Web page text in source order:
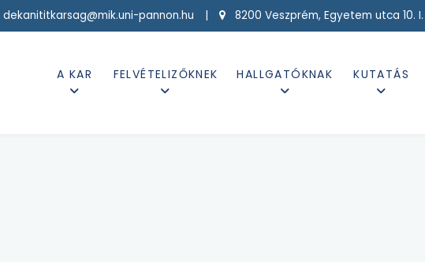
dekanititkarsag@mik.uni-pannon.hu | 8200 Veszprém, Egyetem utca 10.
A KAR FELVÉTELIZŐKNEK HALLGATÓKNAK KUTATÁS